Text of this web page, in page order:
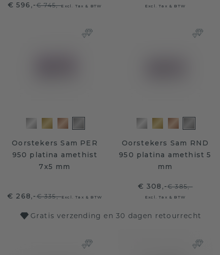
€ 596,-€ 745,-Excl. Tax & BTW Excl. Tax & BTW
Oorstekers Sam PER
950 platina amethist
7x5 mm
€ 268,-€ 335,-Excl. Tax & BTW
Oorstekers Sam RND
950 platina amethist 5
mm
€ 308,-€ 385,-
Excl. Tax & BTW
Gratis verzending en 30 dagen retourrecht